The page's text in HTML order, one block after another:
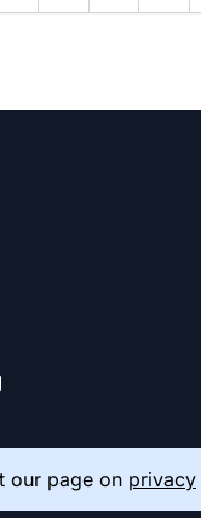
our page on privacy